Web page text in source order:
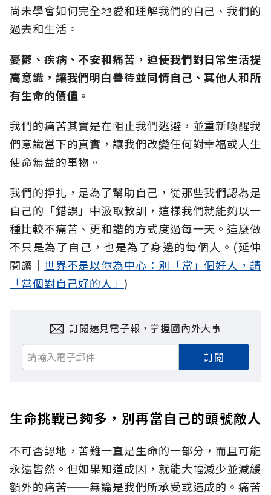
尚未學會如何完全地愛和理解我們的自己、我們的
過去和生活。
憂鬱、疾病、不安和痛苦，迫使我們對日常生活提
高意識，讓我們明白善待並同情自己、其他人和所
有生命的價值。
我們的痛苦其實是在阻止我們逃避，並重新喚醒我
們意識當下的真實，讓我們改變任何對幸福或人生
使命無益的事物。
我們的掙扎，是為了幫助自己，從那些我們認為是
自己的「錯誤」中汲取教訓，這樣我們就能夠以一
種比較不痛苦、更和諧的方式度過每一天。這麼做
不只是為了自己，也是為了身邊的每個人。(延伸
閱讀│ 世界不是以你為中心：別「當」個好人，請
「當個對自己好的人」 )
訂閱遠見電子報，掌握國內外大事
訂閱
生命挑戰已夠多，別再當自己的頭號敵人
不可否認地，苦難一直是生命的一部分，而且可能
永遠皆然。但如果知道成因，就能大幅減少並減緩
額外的痛苦──無論是我們所承受或造成的。痛苦